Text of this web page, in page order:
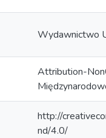
Wydawnictwo
Attribution-
http://
nd/4.0/